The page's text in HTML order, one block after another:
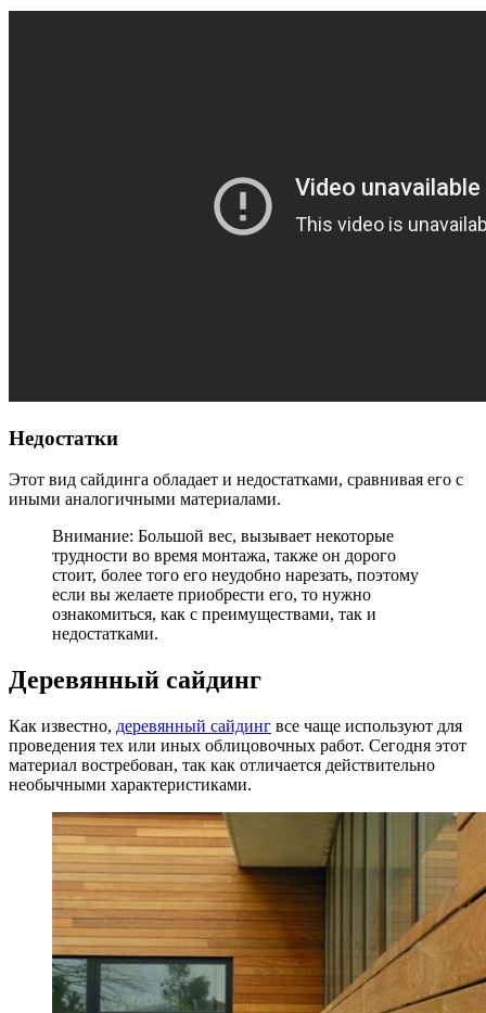
Недостатки
Этот вид сайдинга обладает и недостатками, сравнивая его с
иными аналогичными материалами.
Внимание: Большой вес, вызывает некоторые
трудности во время монтажа, также он дорого
стоит, более того его неудобно нарезать, поэтому
если вы желаете приобрести его, то нужно
ознакомиться, как с преимуществами, так и
недостатками.
Деревянный сайдинг
Как известно, деревянный сайдинг все чаще используют для
проведения тех или иных облицовочных работ. Сегодня этот
материал востребован, так как отличается действительно
необычными характеристиками.